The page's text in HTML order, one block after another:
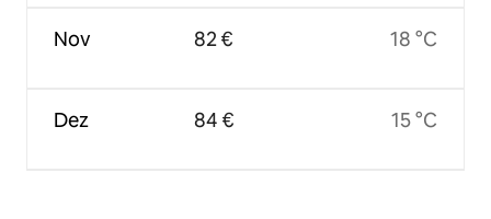
Nov
Dez
82 €
84 €
18 °C
15 °C